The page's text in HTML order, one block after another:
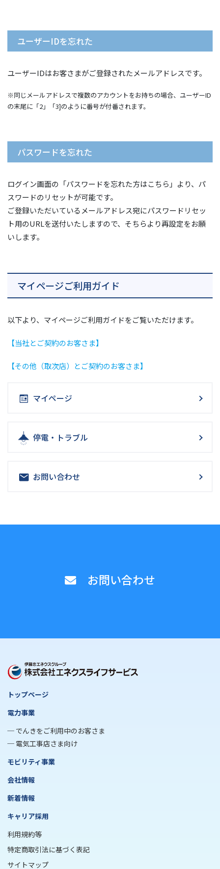
ユーザーIDを忘れた
ユーザーIDはお客さまがご登録されたメールアドレスです。
※同じメールアドレスで複数のアカウントをお持ちの場合、ユーザーID
の末尾に「2」「3]のように番号が付番されます。
パスワードを忘れた
ログイン画面の「パスワードを忘れた方はこちら」より、パ
スワードのリセットが可能です。
ご登録いただいているメールアドレス宛にパスワードリセッ
ト用のURLを送付いたしますので、そちらより再設定をお願
いします。
マイページご利用ガイド
以下より、マイページご利用ガイドをご覧いただけます。
【当社とご契約のお客さま】
【その他（取次店）とご契約のお客さま】
マイページ
停電・トラブル
お問い合わせ
お問い合わせ
トップページ
電力事業
でんきをご利用中のお客さま
電気工事店さま向け
モビリティ事業
会社情報
新着情報
キャリア採用
利用規約等
特定商取引法に基づく表記
サイトマップ